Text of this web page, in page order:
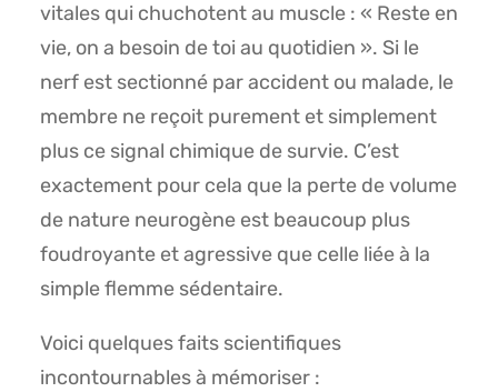
vitales qui chuchotent au muscle : « Reste en
vie, on a besoin de toi au quotidien ». Si le
nerf est sectionné par accident ou malade, le
membre ne reçoit purement et simplement
plus ce signal chimique de survie. C’est
exactement pour cela que la perte de volume
de nature neurogène est beaucoup plus
foudroyante et agressive que celle liée à la
simple flemme sédentaire.
Voici quelques faits scientifiques
incontournables à mémoriser :